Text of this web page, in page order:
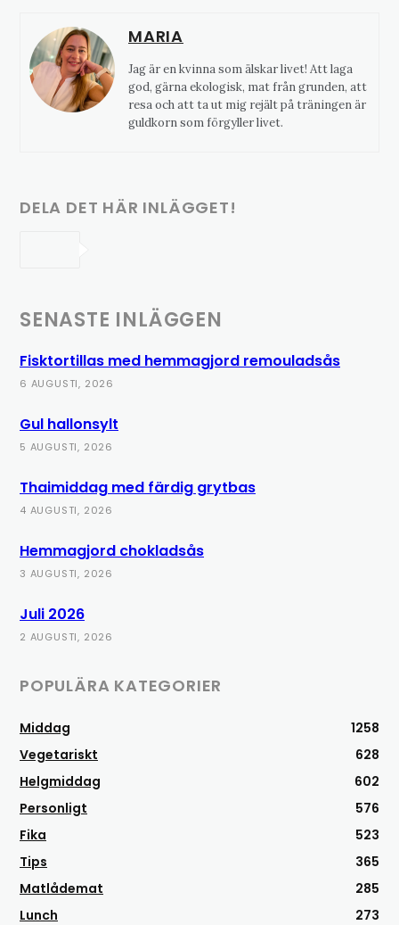
MARIA
Jag är en kvinna som älskar livet! Att laga
god, gärna ekologisk, mat från grunden, att
resa och att ta ut mig rejält på träningen är
guldkorn som förgyller livet.
DELA DET HÄR INLÄGGET!
SENASTE INLÄGGEN
Fisktortillas med hemmagjord remouladsås
6 AUGUSTI, 2026
Gul hallonsylt
5 AUGUSTI, 2026
Thaimiddag med färdig grytbas
4 AUGUSTI, 2026
Hemmagjord chokladsås
3 AUGUSTI, 2026
Juli 2026
2 AUGUSTI, 2026
POPULÄRA KATEGORIER
Middag
1258
Vegetariskt
628
Helgmiddag
602
Personligt
576
Fika
523
Tips
365
Matlådemat
285
Lunch
273